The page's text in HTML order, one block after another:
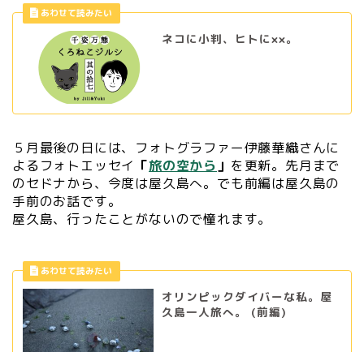
ネコに小判、ヒトに××。
５月最後の日には、フォトグラファー伊藤華織さんに
よるフォトエッセイ 「旅の空から 」 を更新。先月まで
のセドナから、今度は屋久島へ。でも前編は屋久島の
手前のお話です。
屋久島、行ったことがないので憧れます。
オリンピックダイバーな私。屋
久島一人旅へ。 (前編)